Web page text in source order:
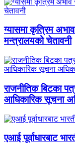
ग्यासमा कृत्रिम अभाव
मन्त्रालयको चेतावनी
राजनीतिक बिटका
आधिकारिक सूचना
एआई पूर्वाधारबाट